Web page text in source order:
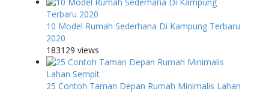
10 Model Rumah Sederhana Di Kampung Terbaru
2020
183129 views
25 Contoh Taman Depan Rumah Minimalis Lahan